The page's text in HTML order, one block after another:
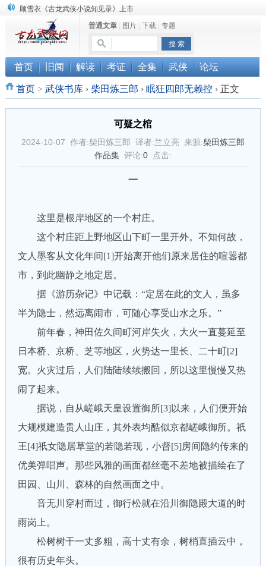
顾雪衣《古龙武侠小说知见录》上市
“武侠书库”查缺补漏活动圆满结束
《古龙小说原貌探究》修订版已上市
普通文章| 图片| 下载| 专题
首页 旧闻 解读 考证 全集 武侠 论坛
首页> 武侠书库 › 柴田炼三郎 › 眠狂四郎无赖控 ›正文
可疑之棺
2024-10-07 作者:柴田炼三郎 译者:兰立亮 来源:柴田炼三郎
作品集评论:0点击:
一
这里是根岸地区的一个村庄。
这个村庄距上野地区山下町一里开外。不知何故，
文人墨客从文化年间[1]开始离开他们原来居住的喧嚣都
市，到此幽静之地定居。
据《游历杂记》中记载：“定居在此的文人，虽多
半为隐士，然远离闹市，可随心享受山水之乐。”
前年春，神田佐久间町河岸失火，大火一直蔓延至
日本桥、京桥、芝等地区，火势达一里长、二十町[2]
宽。火灾过后，人们陆陆续续搬回，所以这里慢慢又热
闹了起来。
据说，自从嵯峨天皇设置御所[3]以来，人们便开始
大规模建造贵人山庄，其外表均酷似京都嵯峨御所。祇
王[4]祇女隐居草堂的若隐若现，小督[5]房间隐约传来的
优美弹唱声。那些风雅的画面都丝毫不差地被描绘在了
田园、山川、森林的自然画面之中。
音无川穿村而过，御行松就在沿川御隐殿大道的时
雨岗上。
松树树干一丈多粗，高十丈有余，树梢直插云中，
很有历史年头。